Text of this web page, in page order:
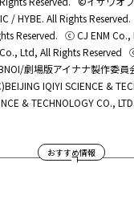
/ HYBE. All Rights Reserved.
Reserved. ⓒ CJ ENM Co.,
Ltd, All Rights Reserved
BNOI/劇場版アイナナ製作委員
IQIYI SCIENCE &
& TECHNOLOGY CO., LTD.
おすすめ情報